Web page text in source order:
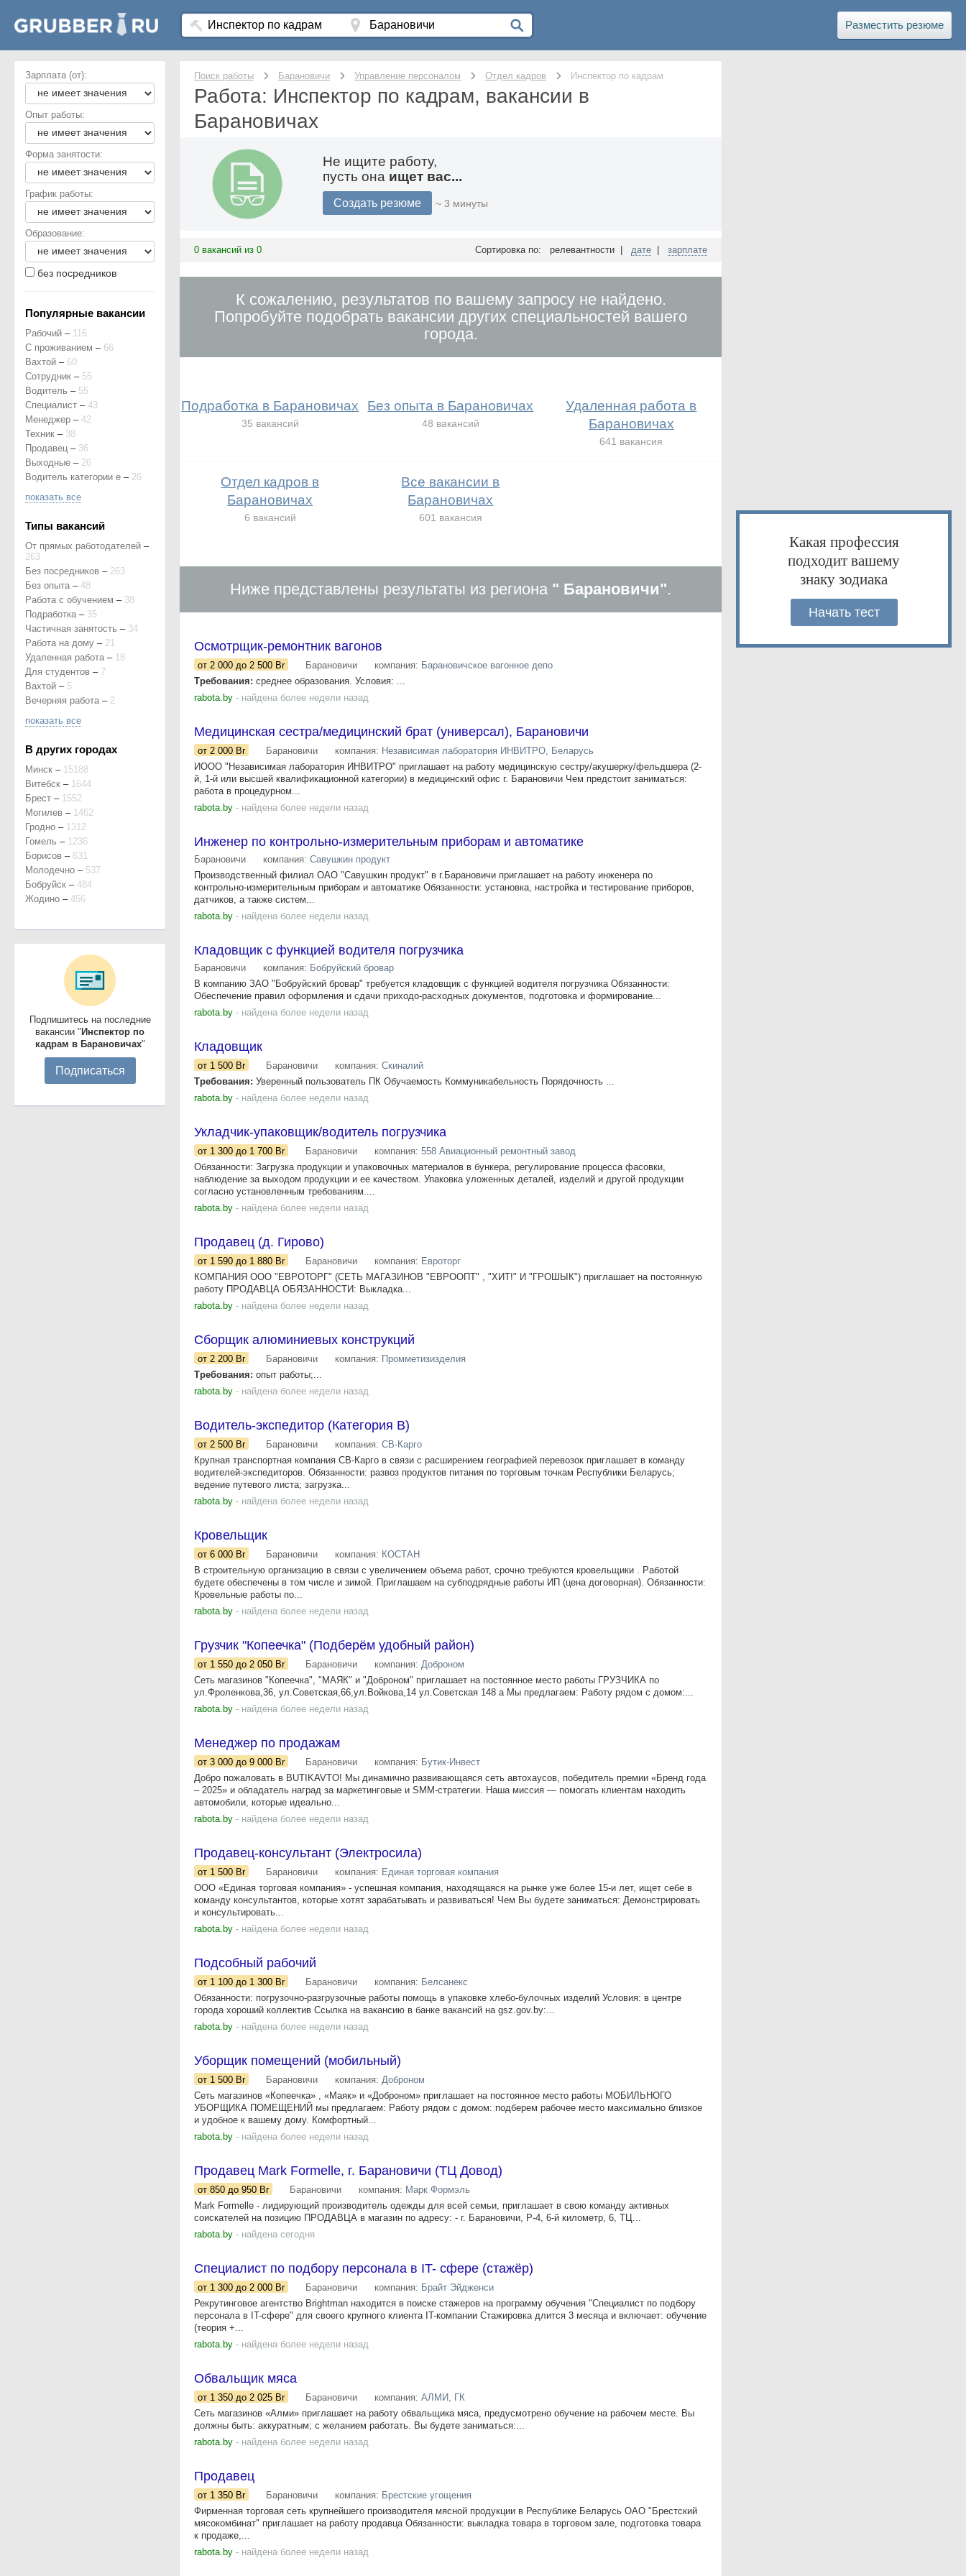
Разместить резюме
Поиск работы Барановичи Управление персоналом Отдел кадров Инспектор по кадрам
Работа: Инспектор по кадрам, вакансии в
Барановичах
Не ищите работу,
пусть она ищет вас...
Создать резюме ~ 3 минуты
0 вакансий из 0 Сортировка по: релевантности | дате зарплате
К сожалению, результатов по вашему запросу не найдено.
Попробуйте подобрать вакансии других специальностей вашего
города.
Подработка в Барановичах
35 вакансий
Без опыта в Барановичах
48 вакансий
Удаленная работа в
Барановичах
641 вакансия
Отдел кадров в
Барановичах
6 вакансий
Все вакансии в
Барановичах
601 вакансия
Ниже представлены результаты из региона " Барановичи".
Осмотрщик-ремонтник вагонов
от 2 000 до 2 500 Br Барановичи компания: Барановичское вагонное депо
Требования: среднее образования. Условия: ...
rabota.by - найдена более недели назад
Медицинская сестра/медицинский брат (универсал), Барановичи
от 2 000 Br Барановичи компания: Независимая лаборатория ИНВИТРО, Беларусь
ИООО "Независимая лаборатория ИНВИТРО" приглашает на работу медицинскую сестру/акушерку/фельдшера (2-
й, 1-й или высшей квалификационной категории) в медицинский офис г. Барановичи Чем предстоит заниматься:
работа в процедурном...
rabota.by - найдена более недели назад
Инженер по контрольно-измерительным приборам и автоматике
Барановичи компания: Савушкин продукт
Производственный филиал ОАО "Савушкин продукт" в г.Барановичи приглашает на работу инженера по
контрольно-измерительным приборам и автоматике Обязанности: установка, настройка и тестирование приборов,
датчиков, а также систем...
rabota.by - найдена более недели назад
Кладовщик с функцией водителя погрузчика
Барановичи компания: Бобруйский бровар
В компанию ЗАО "Бобруйский бровар" требуется кладовщик с функцией водителя погрузчика Обязанности:
Обеспечение правил оформления и сдачи приходо-расходных документов, подготовка и формирование...
rabota.by - найдена более недели назад
Кладовщик
от 1 500 Br Барановичи компания: Скиналий
Требования: Уверенный пользователь ПК Обучаемость Коммуникабельность Порядочность ...
rabota.by - найдена более недели назад
Укладчик-упаковщик/водитель погрузчика
от 1 300 до 1 700 Br Барановичи компания: 558 Авиационный ремонтный завод
Обязанности: Загрузка продукции и упаковочных материалов в бункера, регулирование процесса фасовки,
наблюдение за выходом продукции и ее качеством. Упаковка уложенных деталей, изделий и другой продукции
согласно установленным требованиям....
rabota.by - найдена более недели назад
Продавец (д. Гирово)
от 1 590 до 1 880 Br Барановичи компания: Евроторг
КОМПАНИЯ ООО "ЕВРОТОРГ" (СЕТЬ МАГАЗИНОВ "ЕВРООПТ" , "ХИТ!" И "ГРОШЫК") приглашает на постоянную
работу ПРОДАВЦА ОБЯЗАННОСТИ: Выкладка...
rabota.by - найдена более недели назад
Сборщик алюминиевых конструкций
от 2 200 Br Барановичи компания: Промметизизделия
Требования: опыт работы;...
rabota.by - найдена более недели назад
Водитель-экспедитор (Категория В)
от 2 500 Br Барановичи компания: СВ-Карго
Крупная транспортная компания СВ-Карго в связи с расширением географией перевозок приглашает в команду
водителей-экспедиторов. Обязанности: развоз продуктов питания по торговым точкам Республики Беларусь;
ведение путевого листа; загрузка...
rabota.by - найдена более недели назад
Кровельщик
от 6 000 Br Барановичи компания: КОСТАН
В строительную организацию в связи с увеличением объема работ, срочно требуются кровельщики . Работой
будете обеспечены в том числе и зимой. Приглашаем на субподрядные работы ИП (цена договорная). Обязанности:
Кровельные работы по...
rabota.by - найдена более недели назад
Грузчик "Копеечка" (Подберём удобный район)
от 1 550 до 2 050 Br Барановичи компания: Доброном
Сеть магазинов "Копеечка", "МАЯК" и "Доброном" приглашает на постоянное место работы ГРУЗЧИКА по
ул.Фроленкова,36, ул.Советская,66,ул.Войкова,14 ул.Советская 148 а Мы предлагаем: Работу рядом с домом:...
rabota.by - найдена более недели назад
Менеджер по продажам
от 3 000 до 9 000 Br Барановичи компания: Бутик-Инвест
Добро пожаловать в BUTIKAVTO! Мы динамично развивающаяся сеть автохаусов, победитель премии «Бренд года
– 2025» и обладатель наград за маркетинговые и SMM-стратегии. Наша миссия — помогать клиентам находить
автомобили, которые идеально...
rabota.by - найдена более недели назад
Продавец-консультант (Электросила)
от 1 500 Br Барановичи компания: Единая торговая компания
ООО «Единая торговая компания» - успешная компания, находящаяся на рынке уже более 15-и лет, ищет себе в
команду консультантов, которые хотят зарабатывать и развиваться! Чем Вы будете заниматься: Демонстрировать
и консультировать...
rabota.by - найдена более недели назад
Подсобный рабочий
от 1 100 до 1 300 Br Барановичи компания: Белсанекс
Обязанности: погрузочно-разгрузочные работы помощь в упаковке хлебо-булочных изделий Условия: в центре
города хороший коллектив Ссылка на вакансию в банке вакансий на gsz.gov.⁣by:...
rabota.by - найдена более недели назад
Уборщик помещений (мобильный)
от 1 500 Br Барановичи компания: Доброном
Сеть магазинов «Копеечка» , «Маяк» и «Доброном» приглашает на постоянное место работы МОБИЛЬНОГО
УБОРЩИКА ПОМЕЩЕНИЙ мы предлагаем: Работу рядом с домом: подберем рабочее место максимально близкое
и удобное к вашему дому. Комфортный...
rabota.by - найдена более недели назад
Продавец Mark Formelle, г. Барановичи (ТЦ Довод)
от 850 до 950 Br Барановичи компания: Марк Формэль
Mark Formelle - лидирующий производитель одежды для всей семьи, приглашает в свою команду активных
соискателей на позицию ПРОДАВЦА в магазин по адресу: - г. Барановичи, Р-4, 6-й километр, 6, ТЦ...
rabota.by - найдена сегодня
Специалист по подбору персонала в IT- сфере (стажёр)
от 1 300 до 2 000 Br Барановичи компания: Брайт Эйдженси
Рекрутинговое агентство Brightman находится в поиске стажеров на программу обучения "Специалист по подбору
персонала в IT-сфере" для своего крупного клиента IT-компании Стажировка длится 3 месяца и включает: обучение
(теория +...
rabota.by - найдена более недели назад
Обвальщик мяса
от 1 350 до 2 025 Br Барановичи компания: АЛМИ, ГК
Сеть магазинов «Алми» приглашает на работу обвальщика мяса, предусмотрено обучение на рабочем месте. Вы
должны быть: аккуратным; с желанием работать. Вы будете заниматься:...
rabota.by - найдена более недели назад
Продавец
от 1 350 Br Барановичи компания: Брестские угощения
Фирменная торговая сеть крупнейшего производителя мясной продукции в Республике Беларусь ОАО "Брестский
мясокомбинат" приглашает на работу продавца Обязанности: выкладка товара в торговом зале, подготовка товара
к продаже,...
rabota.by - найдена более недели назад
Зарплата (от):
Опыт работы:
Форма занятости:
График работы:
Образование:
без посредников
Популярные вакансии
Рабочий – 116
С проживанием – 66
Вахтой – 60
Сотрудник – 55
Водитель – 55
Специалист – 43
Менеджер – 42
Техник – 38
Продавец – 36
Выходные – 26
Водитель категории е – 26
показать все
Типы вакансий
От прямых работодателей –
263
Без посредников – 263
Без опыта – 48
Работа с обучением – 38
Подработка – 35
Частичная занятость – 34
Работа на дому – 21
Удаленная работа – 18
Для студентов – 7
Вахтой – 5
Вечерняя работа – 2
показать все
В других городах
Минск – 15188
Витебск – 1644
Брест – 1552
Могилев – 1462
Гродно – 1312
Гомель – 1236
Борисов – 631
Молодечно – 537
Бобруйск – 484
Жодино – 456
Подпишитесь на последние
вакансии " Инспектор по
кадрам в Барановичах"
Подписаться
Какая профессия
подходит вашему
знаку зодиака
Начать тест